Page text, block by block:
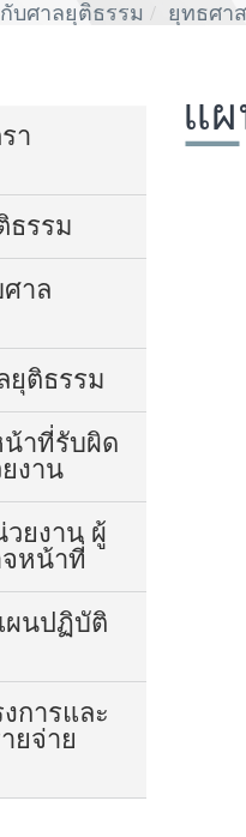
กับศาลยุติธรรม ยุทธศา
า
ธรรม
าล
ยุติธรรม
าที่รับผิด
งาน
ยงาน ผู้
หน้าที่
ผนปฏิบัติ
การและ
ยจ่าย
แ